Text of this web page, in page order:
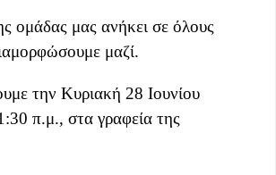
ομάδας μας ανήκει σε όλους
μαζί.
την Κυριακή 28 Ιουνίου
π.μ., στα γραφεία της